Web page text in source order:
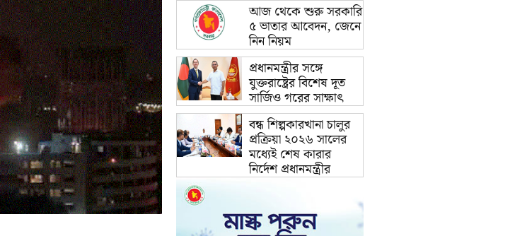
আজ থেকে শুরু সরকারি
৫ ভাতার আবেদন, জেনে
নিন নিয়ম
প্রধানমন্ত্রীর সঙ্গে
যুক্তরাষ্ট্রের বিশেষ দূত
সার্জিও গরের সাক্ষাৎ
বন্ধ শিল্পকারখানা চালুর
প্রক্রিয়া ২০২৬ সালের
মধ্যেই শেষ কারার
নির্দেশ প্রধানমন্ত্রীর